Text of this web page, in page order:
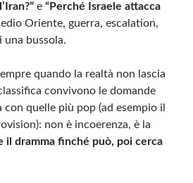
e“Perché Israele attacca
Oriente, guerra, escalation,
una bussola.
quando la realtà non lascia
convivono le domande
quelle più pop (ad esempio il
non è incoerenza, è la
il dramma finché può, poi cerca